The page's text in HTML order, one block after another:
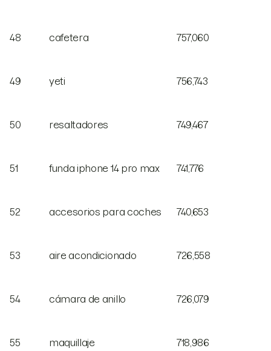
48 cafetera 757,060
49 yeti 756,743
50 resaltadores 749,467
51 funda iphone 14 pro max 741,776
52 accesorios para coches 740,653
53 aire acondicionado 726,558
54 cámara de anillo 726,079
55 maquillaje 718,986